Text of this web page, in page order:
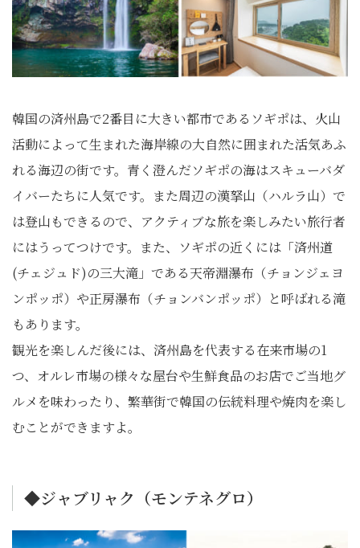
韓国の済州島で2番目に大きい都市であるソギポは、火山
活動によって生まれた海岸線の大自然に囲まれた活気あふ
れる海辺の街です。青く澄んだソギポの海はスキューバダ
イバーたちに人気です。また周辺の漢拏山（ハルラ山）で
は登山もできるので、アクティブな旅を楽しみたい旅行者
にはうってつけです。また、ソギポの近くには「済州道
(チェジュド)の三大滝」である天帝淵瀑布（チョンジェヨ
ンポッポ）や正房瀑布（チョンバンポッポ）と呼ばれる滝
もあります。
観光を楽しんだ後には、済州島を代表する在来市場の1
つ、オルレ市場の様々な屋台や生鮮食品のお店でご当地グ
ルメを味わったり、繁華街で韓国の伝統料理や焼肉を楽し
むことができますよ。
◆ジャブリャク（モンテネグロ）